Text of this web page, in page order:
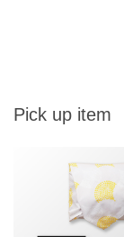
Pick up item